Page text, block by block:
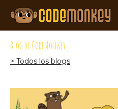
Blog de CodeMonkey
> Todos los blogs